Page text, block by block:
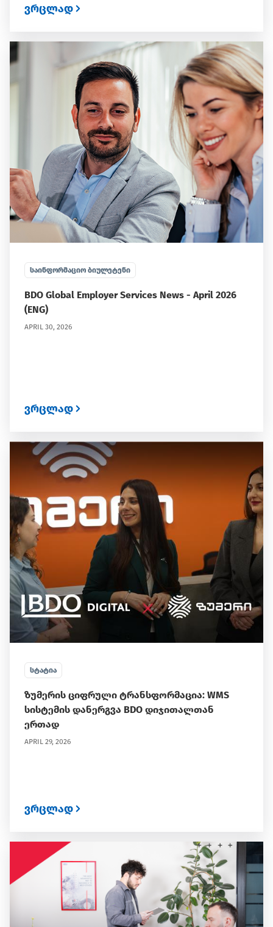
ვრცლად
ᲡᲐᲘᲜᲤᲝᲠᲛᲐᲪᲘᲝ ᲑᲘᲣᲚᲔᲢᲔᲜᲘ
BDO Global Employer Services News - April 2026
(ENG)
APRIL 30, 2026
ვრცლად
ᲡᲢᲐᲢᲘᲐ
ზუმერის ციფრული ტრანსფორმაცია: WMS
სისტემის დანერგვა BDO დიჯითალთან
ერთად
APRIL 29, 2026
ვრცლად